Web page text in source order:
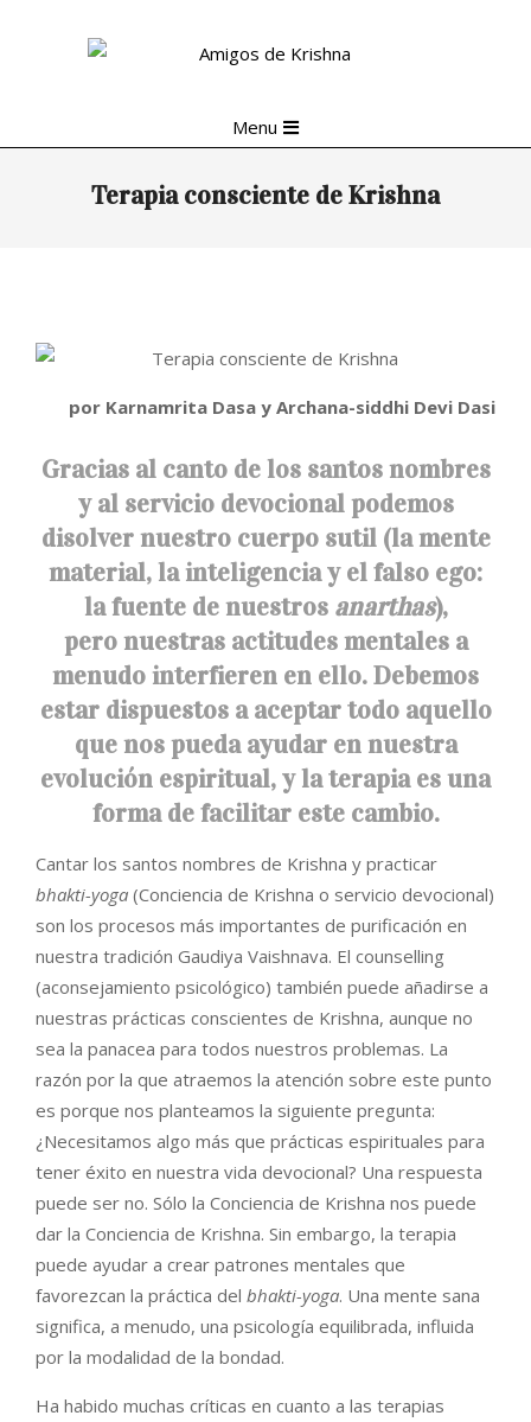
Navigation
Menu
Terapia consciente de Krishna
por Karnamrita Dasa y Archana-siddhi Devi Dasi
Gracias al canto de los santos nombres
y al servicio devocional podemos
disolver nuestro cuerpo sutil (la mente
material, la inteligencia y el falso ego:
la fuente de nuestros anarthas),
pero nuestras actitudes mentales a
menudo interfieren en ello. Debemos
estar dispuestos a aceptar todo aquello
que nos pueda ayudar en nuestra
evolución espiritual, y la terapia es una
forma de facilitar este cambio.
Cantar los santos nombres de Krishna y practicar
bhakti-yoga (Conciencia de Krishna o servicio devocional)
son los procesos más importantes de purificación en
nuestra tradición Gaudiya Vaishnava. El counselling
(aconsejamiento psicológico) también puede añadirse a
nuestras prácticas conscientes de Krishna, aunque no
sea la panacea para todos nuestros problemas. La
razón por la que atraemos la atención sobre este punto
es porque nos planteamos la siguiente pregunta:
¿Necesitamos algo más que prácticas espirituales para
tener éxito en nuestra vida devocional? Una respuesta
puede ser no. Sólo la Conciencia de Krishna nos puede
dar la Conciencia de Krishna. Sin embargo, la terapia
puede ayudar a crear patrones mentales que
favorezcan la práctica del bhakti-yoga. Una mente sana
significa, a menudo, una psicología equilibrada, influida
por la modalidad de la bondad.
Ha habido muchas críticas en cuanto a las terapias